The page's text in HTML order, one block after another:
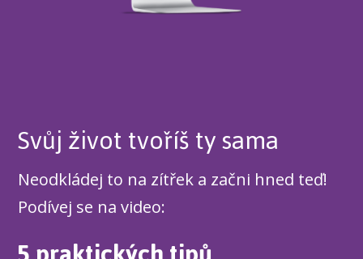
Svůj život tvoříš ty sama
Neodkládej to na zítřek a začni hned teď!
Podívej se na video: